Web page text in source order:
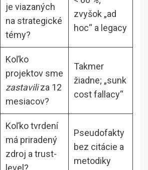
je viazaných
na strategické
témy?
zvyšok „ad
hoc“ a legacy
Koľko
projektov sme
zastaviliza 12
mesiacov?
Takmer
žiadne; „sunk
cost fallacy“
Koľko tvrdení
má priradený
zdroj a trust-
level?
Pseudofakty
bez citácie a
metodiky